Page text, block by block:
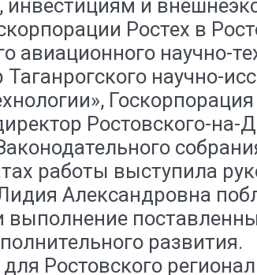
инвестициям и
Ростех в
авиационного научно-
научно-
Ростовского-
работы выступила
Александровна
выполнение
развития.
Ростовского